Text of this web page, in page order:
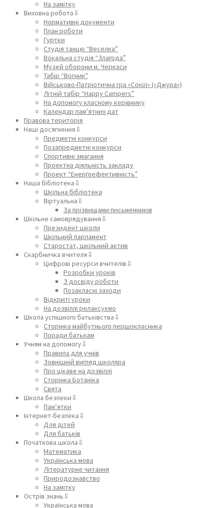
На замітку
Виховна робота⇩
Нормативні документи
План роботи
Гуртки
Студія танцю “Веселка”
Вокальна студія “Злагода”
Музей оборони м. Черкаси
Табір “Вогник”
Військово-Патріотична гра «Сокіл» («Джура»)
Літній табір “Happy Campers”
На допомогу класному керівнику
Календар пам’ятних дат
Правова територія
Наші досягнення⇩
Предметні конкурси
Позапредметні конкурси
Спортивні змагання
Проектна діяльність закладу
Проект “Енергоефективність”
Наша бібліотека⇩
Шкільна бібліотека
Віртуальна⇩
За прізвищами письменників
Шкільне самоврядування⇩
Президент школи
Шкільний парламент
Старостат, шкільний актив
Скарбничка вчителя⇩
Цифрові ресурси вчителів⇩
Розробки уроків
З досвіду роботи
Позакласні заходи
Відкриті уроки
На дозвіллі релаксуємо
Школа успішного батьківства⇩
Сторінка майбутнього першокласника
Поради батькам
Учням на допомогу⇩
Правила для учнів
Зовнішній вигляд школяра
Про цікаве на дозвіллі
Сторінка Ботаніка
Свята
Школа безпеки⇩
Пам’ятки
Інтернет-безпека⇩
Для дітей
Для батьків
Початкова школа⇩
Математика
Українська мова
Літературне читання
Природознавство
На замітку
Острів знань⇩
Українська мова